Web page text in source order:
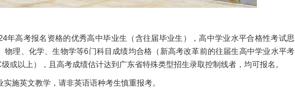
高考报名资格的优秀高中毕业生（含往届毕业生），高中学业水平合格性考试思
物理、化学、生物学等6门科目成绩均合格（新高考改革前的往届生高中学业水平考
或以上），且高考成绩估计达到广东省特殊类型招生录取控制线者，均可报名。
英文教学，请非英语语种考生慎重报考。